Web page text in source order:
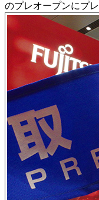
のプレオープンにプ